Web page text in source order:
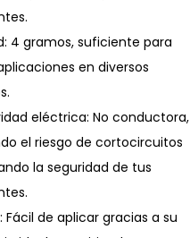
4 gramos, suficiente para
en diversos
eléctrica: No conductora,
el riesgo de cortocircuitos
la seguridad de tus
Fácil de aplicar gracias a su